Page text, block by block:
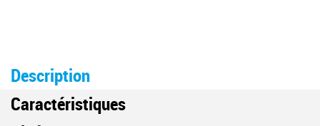
Description
Caractéristiques